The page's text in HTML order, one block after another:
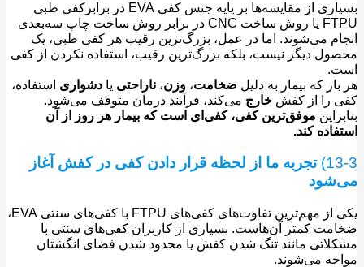
بسیاری از مقایسه‌ها بر پایه جنس کفی EVA در برابرکفی طبی
FTPU یا روش ساخت CNC در برابر روش ساخت چاپ سه‌بعدی
می‌شوند. اما در عمل، بزرگ‌ترین رقیب هر کفی طبی، یک
دیگر نیست، بلکه بزرگ‌ترین رقیب، استفاده نکردن از کفی
که بیمار به دلیلضخامت،وزن ،ناراحتی یادشواریاستفاده،
را از کفشخارجمی‌کند، فرآیند درمان متوقف می‌شود.
موفق‌ترین کفی، کفی‌ای است که بیمار هر روز از آن
کند.
تجربه ما از لحظه قرار دادن کفی در کفش آغاز
یکی از مهم‌ترین تفاوت‌های کفی‌های FTPU با کفی‌های سنتی EVA،
کمتر آن‌هاست. بسیاری از کاربران کفی‌های سنتی با
مانند تنگ شدن کفش یا محدود شدن فضای انگشتان
می‌شوند.